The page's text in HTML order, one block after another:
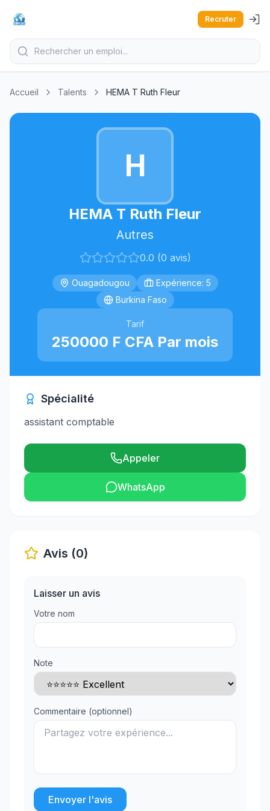
Recruter
Accueil Talents HEMA T Ruth Fleur
H
HEMA T Ruth Fleur
Autres
0.0 (0 avis)
Ouagadougou
Expérience: 5
Burkina Faso
Tarif
250000 F CFA Par mois
Spécialité
assistant comptable
Appeler
WhatsApp
Avis (0)
Laisser un avis
Votre nom
Note
Commentaire (optionnel)
Envoyer l'avis